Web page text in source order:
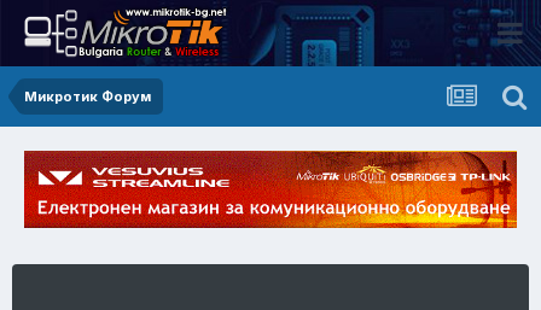
Микротик Форум